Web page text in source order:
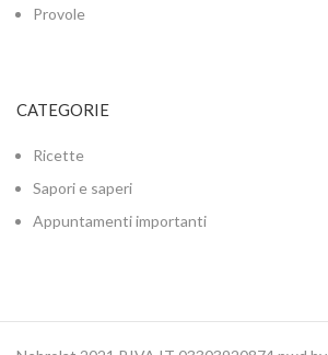
Provole
CATEGORIE
Ricette
Sapori e saperi
Appuntamenti importanti